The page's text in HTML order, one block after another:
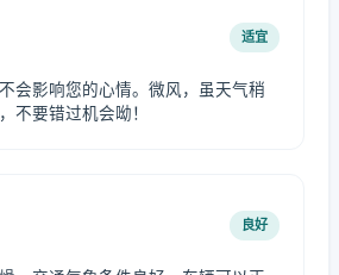
适宜
会影响您的心情。微风，虽天气稍
不要错过机会呦！
良好